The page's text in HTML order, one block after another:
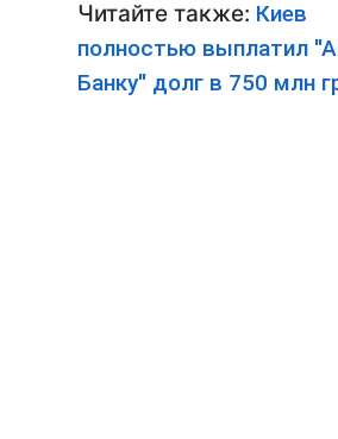
Читайте также: Киев
полностью выплатил
Банку" долг в 750 млн